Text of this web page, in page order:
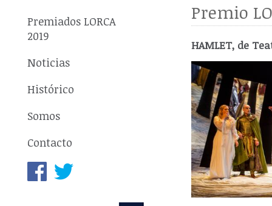
Premiados LORCA
2019
Noticias
Histórico
Somos
Contacto
Premio
HAMLET, de